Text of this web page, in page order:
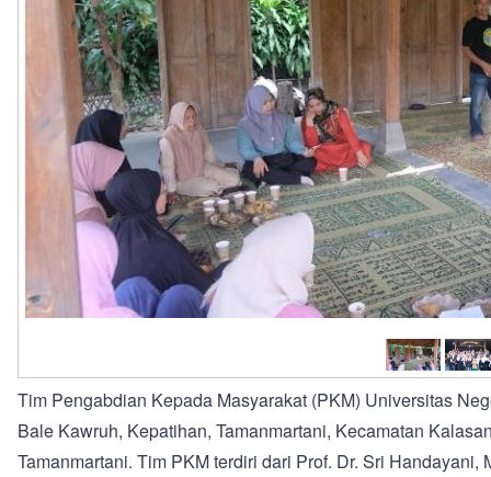
Tim Pengabdian Kepada Masyarakat (PKM) Universitas
Bale Kawruh, Kepatihan, Tamanmartani, Kecamatan
Tamanmartani. Tim PKM terdiri dari Prof. Dr. Sri